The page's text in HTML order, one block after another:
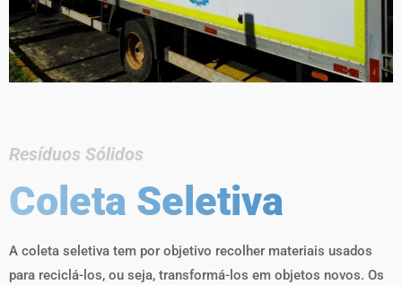
Resíduos Sólidos
Coleta Seletiva
A coleta seletiva tem por objetivo recolher materiais usados
para reciclá-los, ou seja, transformá-los em objetos novos. Os